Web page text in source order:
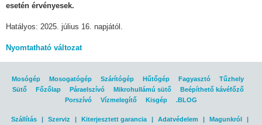
esetén érvényesek.
Hatályos: 2025. július 16. napjától.
Nyomtatható változat
Mosógép Mosogatógép Szárítógép Hűtőgép Fagyasztó
Tűzhely
Sütő
Főzőlap Páraelszívó Mikrohullámú sütő
Beépíthető kávéfőző
Porszívó
Vízmelegítő Kisgép .BLOG
Szállítás | Szerviz | Kiterjesztett garancia | Adatvédelem | Magunkról
|